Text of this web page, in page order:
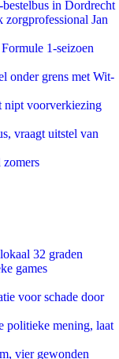
in Dordrecht
Jan
1-seizoen
onder grens met Wit-
nipt voorverkiezing
vraagt uitstel van
zomers
32 graden
games
voor schade door
politieke mening, laat
vier gewonden